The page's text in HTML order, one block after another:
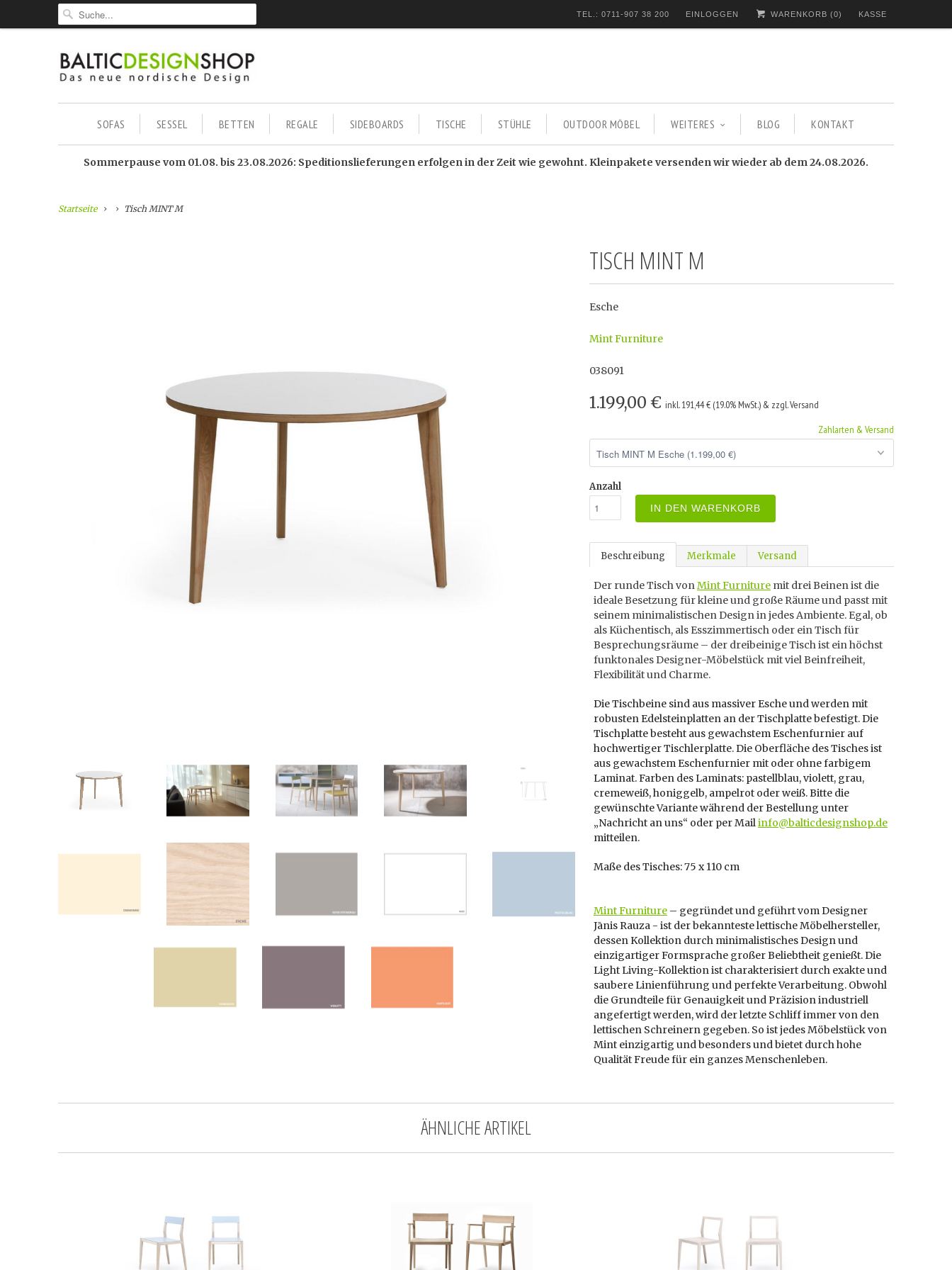
TEL.: 0711-907 38 200 EINLOGGEN WARENKORB (0) KASSE
SOFAS SESSEL BETTEN REGALE SIDEBOARDS TISCHE STÜHLE OUTDOOR MÖBEL WEITERES BLOG KONTAKT
Sommerpause vom 01.08. bis 23.08.2026: Speditionslieferungen erfolgen in der Zeit wie gewohnt. Kleinpakete versenden wir wieder ab dem 24.08.2026.
Startseite Tisch MINT M
TISCH MINT M
Esche
Mint Furniture
038091
1.199,00 € inkl. 191,44 € (19.0% MwSt.) & zzgl. Versand
Zahlarten & Versand
Anzahl
IN DEN WARENKORB
Beschreibung Merkmale Versand
Der runde Tisch vonMint Furniture mit drei Beinen ist die
ideale Besetzung für kleine und große Räume und passt mit
seinem minimalistischen Design in jedes Ambiente. Egal, ob
als Küchentisch, als Esszimmertisch oder ein Tisch für
Besprechungsräume – der dreibeinige Tisch ist ein höchst
funktonales Designer-Möbelstück mit viel Beinfreiheit,
Flexibilität und Charme.
Die Tischbeine sind aus massiver Esche und werden mit
robusten Edelsteinplatten an der Tischplatte befestigt. Die
Tischplatte besteht aus gewachstem Eschenfurnier auf
hochwertiger Tischlerplatte. Die Oberfläche des Tisches ist
aus gewachstem Eschenfurnier mit oder ohne farbigem
Laminat. Farben des Laminats: pastellblau, violett, grau,
cremeweiß, honiggelb, ampelrot oder weiß. Bitte die
gewünschte Variante während der Bestellung unter
„Nachricht an uns“ oder per Mailinfo@balticdesignshop.de
mitteilen.
Maße des Tisches: 75 x 110 cm
Mint Furniture – gegründet und geführt vom Designer
Jānis Rauza - ist der bekannteste lettische Möbelhersteller,
dessen Kollektion durch minimalistisches Design und
einzigartiger Formsprache großer Beliebtheit genießt. Die
Light Living-Kollektion ist charakterisiert durch exakte und
saubere Linienführung und perfekte Verarbeitung. Obwohl
die Grundteile für Genauigkeit und Präzision industriell
angefertigt werden, wird der letzte Schliff immer von den
lettischen Schreinern gegeben. So ist jedes Möbelstück von
Mint einzigartig und besonders und bietet durch hohe
Qualität Freude für ein ganzes Menschenleben.
ÄHNLICHE ARTIKEL